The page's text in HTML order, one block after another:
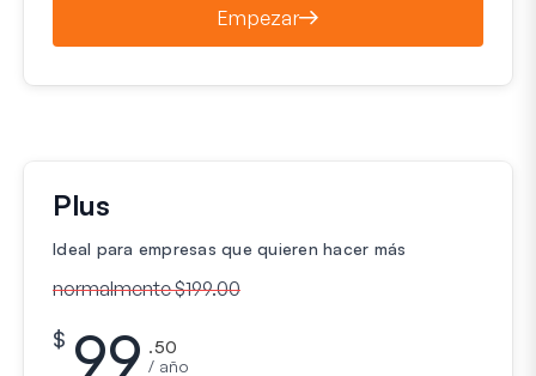
Empezar
Plus
Ideal para empresas que quieren hacer más
normalmente $199.00
$ 99 .50
/ año